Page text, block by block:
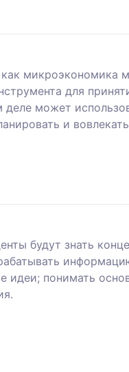
микроэкономика
для
может
и
будут знать
идеи; понимать